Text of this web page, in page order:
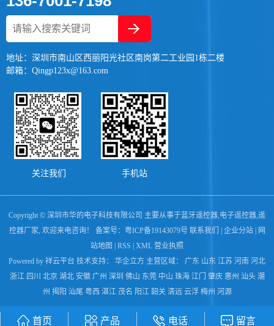
地址：深圳市南山区西丽阳光社区南岗第二工业园1栋二楼
邮箱：Qingp123x@163.com
关注我们 手机站
Copyright © 深圳市华的电子科技有限公司 主要从事于蓝牙遥控器,电子遥控器,遥
控器厂家, 欢迎来电咨询！ 备案号： 粤ICP备19143079号 联系我们 | 企业分站| 网
站地图 | RSS | XML 营业执照
Powered by 祥云平台 技术支持： 华企立方 主营区域： 广东 山东 江苏 河南 河北
浙江 四川 北京 湖北 安徽 广州 深圳 佛山 东莞 中山 珠海 江门 肇庆 惠州 汕头 潮
州 揭阳 汕尾 粤西 湛江 茂名 阳江 韶关 清远 云浮 梅州 河源
首页 产品 电话 留言